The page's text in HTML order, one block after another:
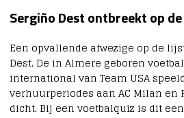
Sergiño Dest ontbreekt op
Een opvallende afwezige op de
Dest. De in Almere geboren
international van Team USA
verhuurperiodes aan AC Milan en
dicht. Bij een voetbalquiz is dit